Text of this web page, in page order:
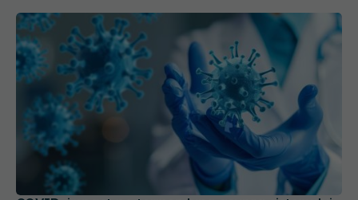
COVID, impact pe termen lung asupra sistemului
imunitar. Schimbările sunt semnificative